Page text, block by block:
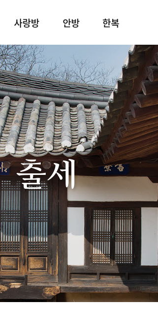
사랑방 안방 한복
출세